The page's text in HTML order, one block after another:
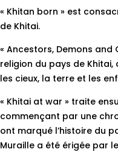
« Khitan born » est
de Khitai.
« Ancestors, Demons
religion du pays de Khitai,
les cieux, la terre et les
« Khitai at war » traite
commençant par une
ont marqué l’histoire du
Muraille a été érigée par